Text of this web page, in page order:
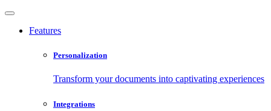
Features
Personalization
Transform your documents into captivating experiences
Integrations